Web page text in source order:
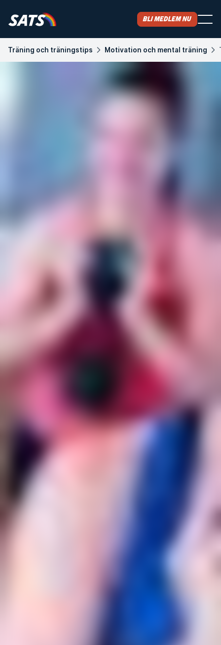
Bli medlem nu
Träning och träningstips Motivation och mental träning